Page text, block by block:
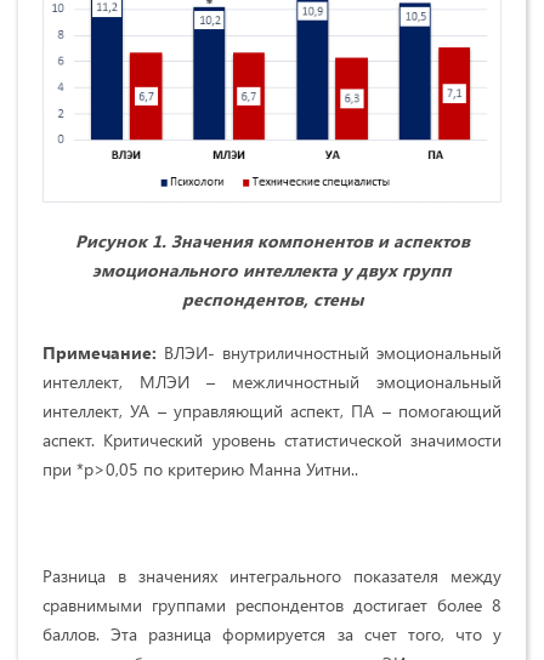
Рисунок 1. Значения компонентов и аспектов
эмоционального интеллекта у двух групп
респондентов, стены
Примечание: ВЛЭИ- внутриличностный эмоциональный
интеллект, МЛЭИ – межличностный эмоциональный
интеллект, УА – управляющий аспект, ПА – помогающий
аспект. Критический уровень статистической значимости
при *p>0,05 по критерию Манна Уитни..
Разница в значениях интегрального показателя между
сравнимыми группами респондентов достигает более 8
баллов. Эта разница формируется за счет того, что у